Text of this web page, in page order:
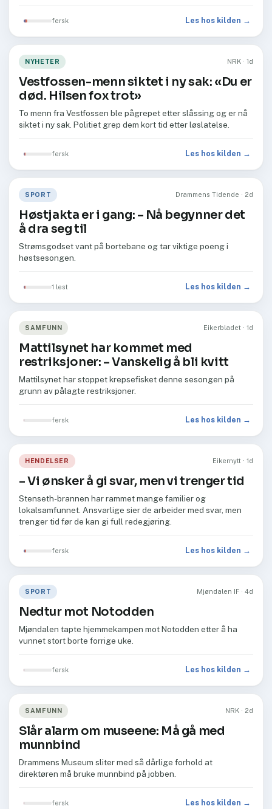
fersk Les hos kilden →
NYHETER NRK · 1d
Vestfossen-menn siktet i ny sak: «Du er
død. Hilsen fox trot»
To menn fra Vestfossen ble pågrepet etter slåssing og er nå
siktet i ny sak. Politiet grep dem kort tid etter løslatelse.
fersk Les hos kilden →
SPORT Drammens Tidende · 2d
Høstjakta er i gang: –⁠ Nå begynner det
å dra seg til
Strømsgodset vant på bortebane og tar viktige poeng i
høstsesongen.
1 lest Les hos kilden →
SAMFUNN Eikerbladet · 1d
Mattilsynet har kommet med
restriksjoner: –⁠ Vanskelig å bli kvitt
Mattilsynet har stoppet krepsefisket denne sesongen på
grunn av pålagte restriksjoner.
fersk Les hos kilden →
HENDELSER Eikernytt · 1d
– Vi ønsker å gi svar, men vi trenger tid
Stenseth-brannen har rammet mange familier og
lokalsamfunnet. Ansvarlige sier de arbeider med svar, men
trenger tid før de kan gi full redegjøring.
fersk Les hos kilden →
SPORT Mjøndalen IF · 4d
Nedtur mot Notodden
Mjøndalen tapte hjemmekampen mot Notodden etter å ha
vunnet stort borte forrige uke.
fersk Les hos kilden →
SAMFUNN NRK · 2d
Slår alarm om museene: Må gå med
munnbind
Drammens Museum sliter med så dårlige forhold at
direktøren må bruke munnbind på jobben.
fersk Les hos kilden →